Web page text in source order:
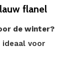
flanel
de winter?
voor